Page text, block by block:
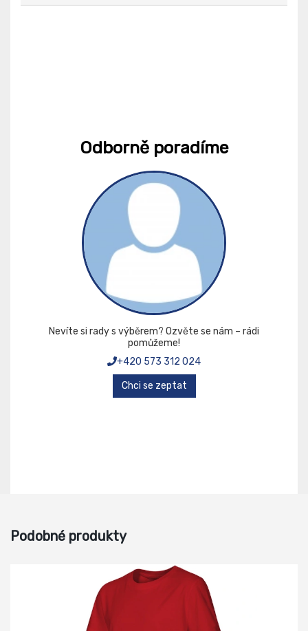
Odborně poradíme
Nevíte si rady s výběrem? Ozvěte se nám – rádi
pomůžeme!
+420 573 312 024
Chci se zeptat
Podobné produkty